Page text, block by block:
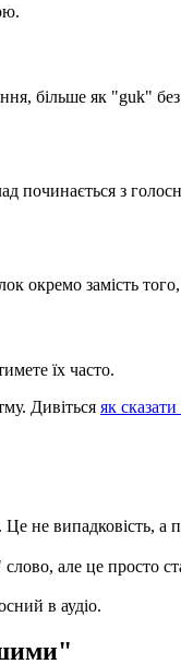
більше як "guk" без
з
окремо замість
їх часто.
Дивіться як
не випадковість, а
але це просто
в аудіо.